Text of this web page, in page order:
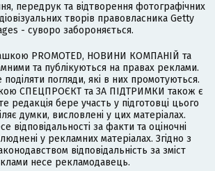
передрук та відтворення фотографічних
творів правовласника Getty
- суворо забороняється.
PROMOTED, НОВИНИ КОМПАНІЙ та
та публікуються на правах реклами.
погляди, які в них промотуються.
СПЕЦПРОЄКТ та ЗА ПІДТРИМКИ також є
редакція бере участь у підготовці цього
думки, висловлені у цих матеріалах.
відповідальності за факти та оціночні
у рекламних матеріалах. Згідно з
відповідальність за зміст
несе рекламодавець.